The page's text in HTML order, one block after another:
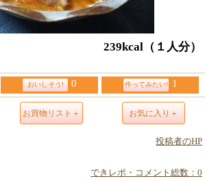
239kcal （１人分）
おいしそう! 0 作ってみたい! 1
お買物リスト＋ お気に入り＋
投稿者のHP
できレポ・コメント総数：0